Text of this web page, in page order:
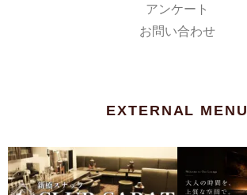
アンケート
お問い合わせ
EXTERNAL MENU